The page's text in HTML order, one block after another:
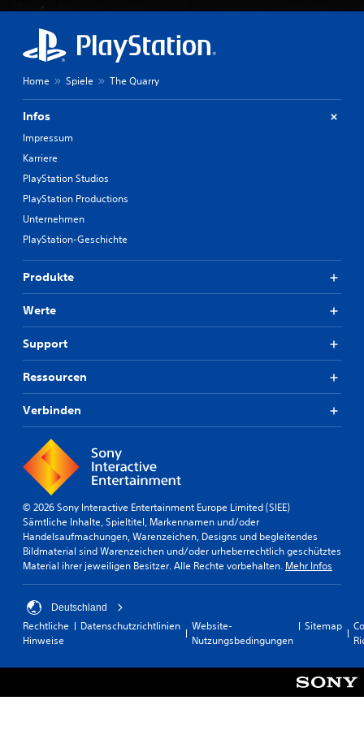
Home Spiele The Quarry
Infos
Impressum
Karriere
PlayStation Studios
PlayStation Productions
Unternehmen
PlayStation-Geschichte
Produkte
Werte
Support
Ressourcen
Verbinden
© 2026 Sony Interactive Entertainment Europe Limited (SIEE)
Sämtliche Inhalte, Spieltitel, Markennamen und/oder
Handelsaufmachungen, Warenzeichen, Designs und begleitendes
Bildmaterial sind Warenzeichen und/oder urheberrechtlich geschütztes
Material ihrer jeweiligen Besitzer. Alle Rechte vorbehalten. Mehr Infos
Deutschland
Rechtliche
Hinweise
Datenschutzrichtlinien
Website-
Nutzungsbedingungen
Sitemap